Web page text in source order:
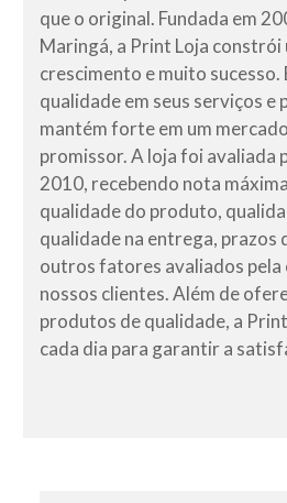
que o original. Fundada em
Maringá, a Print Loja
crescimento e muito sucesso.
qualidade em seus serviços e
mantém forte em um
promissor. A loja foi avaliada
2010, recebendo nota
qualidade do produto,
qualidade na entrega, prazos
outros fatores avaliados pela
nossos clientes. Além de
produtos de qualidade, a
cada dia para garantir a